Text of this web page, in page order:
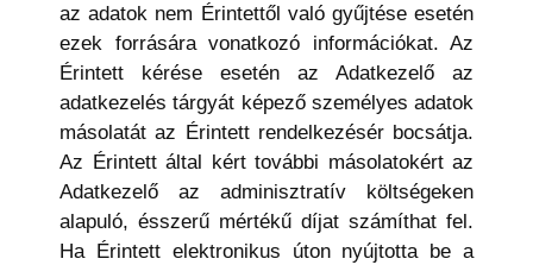
az adatok nem Érintettől való gyűjtése esetén
ezek forrására vonatkozó információkat. Az
Érintett kérése esetén az Adatkezelő az
adatkezelés tárgyát képező személyes adatok
másolatát az Érintett rendelkezésér bocsátja.
Az Érintett által kért további másolatokért az
Adatkezelő az adminisztratív költségeken
alapuló, ésszerű mértékű díjat számíthat fel.
Ha Érintett elektronikus úton nyújtotta be a